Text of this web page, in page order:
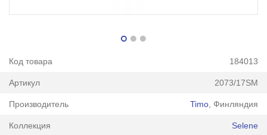
Код товара 184013
Артикул 2073/17SM
Производитель Timo , Финляндия
Коллекция Selene